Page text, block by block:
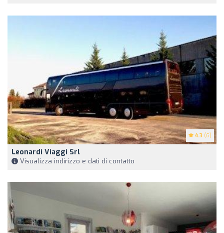
4.3 (6)
Leonardi Viaggi Srl
Visualizza indirizzo e dati di contatto